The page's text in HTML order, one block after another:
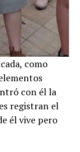
como
con él la
registran el
él vive pero